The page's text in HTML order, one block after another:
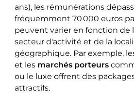
ans), les rémunérations
fréquemment 70 000 euros
peuvent varier en fonction de
secteur d'activité et de la
géographique. Par exemple,
et les marchés porteurs
ou le luxe offrent des
attractifs.